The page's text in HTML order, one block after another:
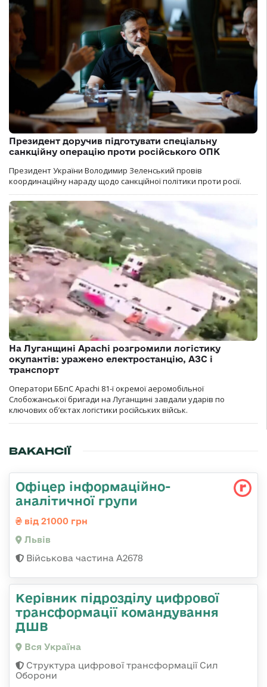
Президент доручив підготувати спеціальну
санкційну операцію проти російського ОПК
Президент України Володимир Зеленський провів
координаційну нараду щодо санкційної політики проти росії.
На Луганщині Apachi розгромили логістику
окупантів: уражено електростанцію, АЗС і
транспорт
Оператори ББпС Apachi 81-ї окремої аеромобільної
Слобожанської бригади на Луганщині завдали ударів по
ключових об’єктах логістики російських військ.
ВАКАНСІЇ
Офіцер інформаційно-
аналітичної групи
від 21000 грн
Львів
Військова частина А2678
Керівник підрозділу цифрової
трансформації командування
ДШВ
Вся Україна
Структура цифрової трансформації Сил
Оборони